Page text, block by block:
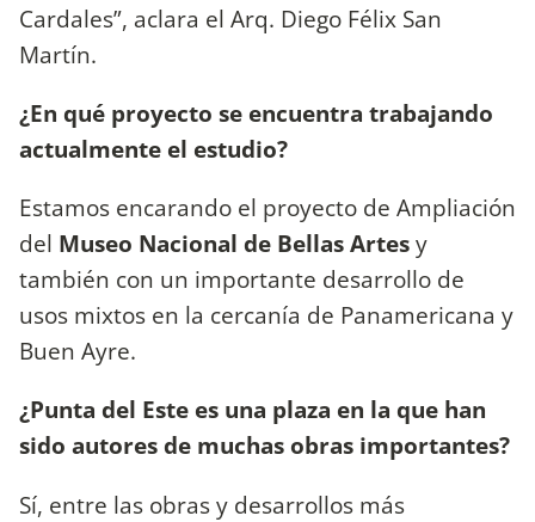
Cardales”, aclara el Arq. Diego Félix San
Martín.
¿En qué proyecto se encuentra trabajando
actualmente el estudio?
Estamos encarando el proyecto de Ampliación
del Museo Nacional de Bellas Artesy
también con un importante desarrollo de
usos mixtos en la cercanía de Panamericana y
Buen Ayre.
¿Punta del Este es una plaza en la que han
sido autores de muchas obras importantes?
Sí, entre las obras y desarrollos más